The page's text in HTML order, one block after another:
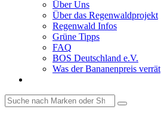
Über Uns
Über das Regenwaldprojekt
Regenwald Infos
Grüne Tipps
FAQ
BOS Deutschland e.V.
Was der Bananenpreis verrät